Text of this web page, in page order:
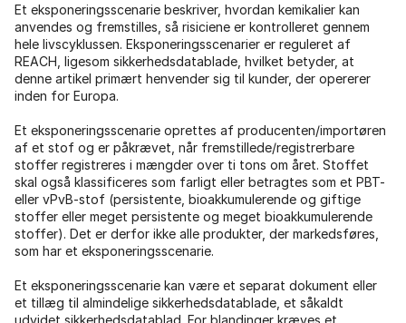
Et eksponeringsscenarie beskriver, hvordan kemikalier kan
anvendes og fremstilles, så risiciene er kontrolleret gennem
hele livscyklussen. Eksponeringsscenarier er reguleret af
REACH, ligesom sikkerhedsdatablade, hvilket betyder, at
denne artikel primært henvender sig til kunder, der opererer
inden for Europa.
Et eksponeringsscenarie oprettes af producenten/importøren
af ​​et stof og er påkrævet, når fremstillede/registrerbare
stoffer registreres i mængder over ti tons om året. Stoffet
skal også klassificeres som farligt eller betragtes som et PBT-
eller vPvB-stof (persistente, bioakkumulerende og giftige
stoffer eller meget persistente og meget bioakkumulerende
stoffer). Det er derfor ikke alle produkter, der markedsføres,
som har et eksponeringsscenarie.
Et eksponeringsscenarie kan være et separat dokument eller
et tillæg til almindelige sikkerhedsdatablade, et såkaldt
udvidet sikkerhedsdatablad. For blandinger kræves et